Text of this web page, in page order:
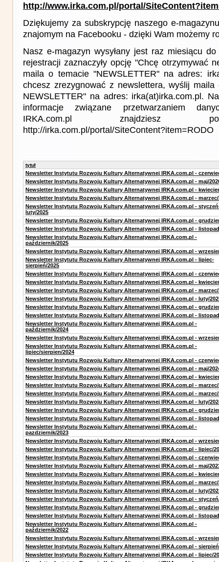
http://www.irka.com.pl/portal/
Dziękujemy za subskrypcję naszego e-
znajomym na Facebooku - dzięki Wam możemy
Nasz e-magazyn wysyłany jest raz miesiącu
rejestracji zaznaczyły opcję "Chcę otrzymywać
maila o temacie "NEWSLETTER" na adres:
chcesz zrezygnować z newslettera, wyślij
NEWSLETTER" na adres: irka(at)irka.com.pl.
informacje związane przetwarzaniem
IRKA.com.pl znajdziesz
http://irka.com.pl/portal/SiteContent?item=RODO
tytuł
Newsletter Instytutu Rozwoju Kultury Alternatywnej IRKA.com.pl -
Newsletter Instytutu Rozwoju Kultury Alternatywnej IRKA.com.pl - maj/
Newsletter Instytutu Rozwoju Kultury Alternatywnej IRKA.com.pl -
Newsletter Instytutu Rozwoju Kultury Alternatywnej IRKA.com.pl - marzec/
Newsletter Instytutu Rozwoju Kultury Alternatywnej IRKA.com.pl -
luty/2025
Newsletter Instytutu Rozwoju Kultury Alternatywnej IRKA.com.pl -
Newsletter Instytutu Rozwoju Kultury Alternatywnej IRKA.com.pl -
Newsletter Instytutu Rozwoju Kultury Alternatywnej IRKA.com.pl -
październik/2025
Newsletter Instytutu Rozwoju Kultury Alternatywnej IRKA.com.pl -
Newsletter Instytutu Rozwoju Kultury Alternatywnej IRKA.com.pl - lipiec-
sierpień/2025
Newsletter Instytutu Rozwoju Kultury Alternatywnej IRKA.com.pl -
Newsletter Instytutu Rozwoju Kultury Alternatywnej IRKA.com.pl -
Newsletter Instytutu Rozwoju Kultury Alternatywnej IRKA.com.pl - marzec/
Newsletter Instytutu Rozwoju Kultury Alternatywnej IRKA.com.pl - luty/
Newsletter Instytutu Rozwoju Kultury Alternatywnej IRKA.com.pl -
Newsletter Instytutu Rozwoju Kultury Alternatywnej IRKA.com.pl -
Newsletter Instytutu Rozwoju Kultury Alternatywnej IRKA.com.pl -
październik/2024
Newsletter Instytutu Rozwoju Kultury Alternatywnej IRKA.com.pl -
Newsletter Instytutu Rozwoju Kultury Alternatywnej IRKA.com.pl -
lipiec/sierpien/2024
Newsletter Instytutu Rozwoju Kultury Alternatywnej IRKA.com.pl -
Newsletter Instytutu Rozwoju Kultury Alternatywnej IRKA.com.pl - maj/
Newsletter Instytutu Rozwoju Kultury Alternatywnej IRKA.com.pl -
Newsletter Instytutu Rozwoju Kultury Alternatywnej IRKA.com.pl - marzec/
Newsletter Instytutu Rozwoju Kultury Alternatywnej IRKA.com.pl - marzec/
Newsletter Instytutu Rozwoju Kultury Alternatywnej IRKA.com.pl - luty/
Newsletter Instytutu Rozwoju Kultury Alternatywnej IRKA.com.pl -
Newsletter Instytutu Rozwoju Kultury Alternatywnej IRKA.com.pl -
Newsletter Instytutu Rozwoju Kultury Alternatywnej IRKA.com.pl -
pazdziernik/2023
Newsletter Instytutu Rozwoju Kultury Alternatywnej IRKA.com.pl -
Newsletter Instytutu Rozwoju Kultury Alternatywnej IRKA.com.pl - lipiec/
Newsletter Instytutu Rozwoju Kultury Alternatywnej IRKA.com.pl -
Newsletter Instytutu Rozwoju Kultury Alternatywnej IRKA.com.pl - maj/
Newsletter Instytutu Rozwoju Kultury Alternatywnej IRKA.com.pl -
Newsletter Instytutu Rozwoju Kultury Alternatywnej IRKA.com.pl - marzec/
Newsletter Instytutu Rozwoju Kultury Alternatywnej IRKA.com.pl - luty/
Newsletter Instytutu Rozwoju Kultury Alternatywnej IRKA.com.pl -
Newsletter Instytutu Rozwoju Kultury Alternatywnej IRKA.com.pl -
Newsletter Instytutu Rozwoju Kultury Alternatywnej IRKA.com.pl -
Newsletter Instytutu Rozwoju Kultury Alternatywnej IRKA.com.pl -
październik/2022
Newsletter Instytutu Rozwoju Kultury Alternatywnej IRKA.com.pl -
Newsletter Instytutu Rozwoju Kultury Alternatywnej IRKA.com.pl -
Newsletter Instytutu Rozwoju Kultury Alternatywnej IRKA.com.pl - lipiec/